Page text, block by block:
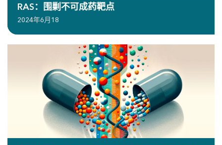
RAS：围剿不可成药靶点
2024年6月18